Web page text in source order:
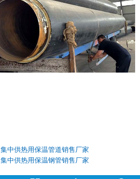
集中供热用保温管道销售厂家
集中供热用保温钢管销售厂家